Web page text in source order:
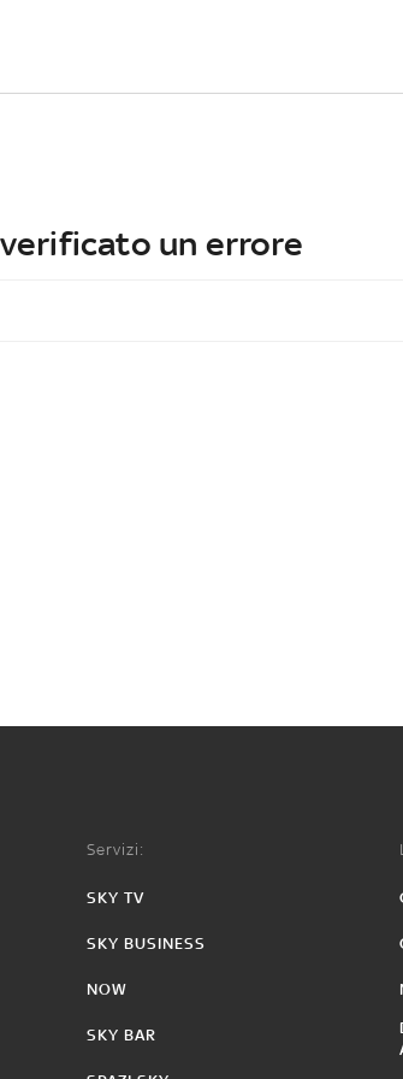
un errore
Servizi:
SKY TV
SKY BUSINESS
NOW
SKY BAR